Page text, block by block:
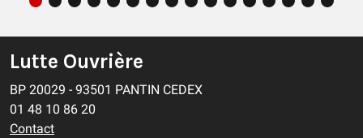
Lutte Ouvrière
BP 20029 - 93501 PANTIN CEDEX
01 48 10 86 20
Contact